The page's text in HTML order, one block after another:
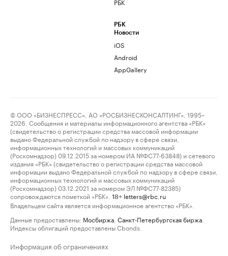
РБК
Новости
iOS
Android
AppGallery
© ООО «БИЗНЕСПРЕСС», АО «РОСБИЗНЕСКОНСАЛТИНГ», 1995–
2026. Сообщения и материалы информационного агентства «РБК»
(свидетельство о регистрации средства массовой информации
выдано Федеральной службой по надзору в сфере связи,
информационных технологий и массовых коммуникаций
(Роскомнадзор) 09.12.2015 за номером ИА №ФС77-63848) и сетевого
издания «РБК» (свидетельство о регистрации средства массовой
информации выдано Федеральной службой по надзору в сфере связи,
информационных технологий и массовых коммуникаций
(Роскомнадзор) 03.12.2021 за номером ЭЛ №ФС77-82385)
сопровождаются пометкой «РБК».
18+ letters@rbc.ru
Владельцем сайта является информационное агентство «РБК».
Данные предоставлены: Мосбиржа Санкт-Петербургская биржа
Индексы облигаций предоставлены Cbonds.
Информация об ограничениях